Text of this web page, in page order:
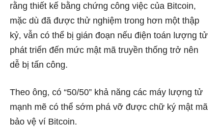
rằng thiết kế bằng chứng công việc của Bitcoin,
mặc dù đã được thử nghiệm trong hơn một thập
kỷ, vẫn có thể bị gián đoạn nếu điện toán lượng tử
phát triển đến mức mật mã truyền thống trở nên
dễ bị tấn công.
Theo ông, có “50/50” khả năng các máy lượng tử
mạnh mẽ có thể sớm phá vỡ được chữ ký mật mã
bảo vệ ví Bitcoin.